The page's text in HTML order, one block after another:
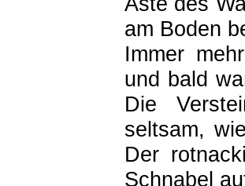
am Boden
Immer
und bald
Die
seltsam,
Der
Schnabel